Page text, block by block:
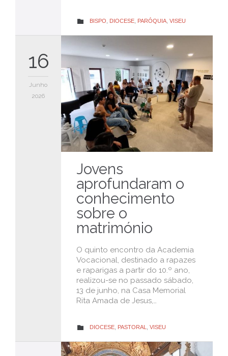
 CATEGORY
BISPO DIOCESE PARÓQUIA VISEU
16
Junho
2026
Jovens
aprofundaram o
conhecimento
sobre o
matrimónio
O quinto encontro da Academia
Vocacional, destinado a rapazes
e raparigas a partir do 10.º ano,
realizou-se no passado sábado,
13 de junho, na Casa Memorial
Rita Amada de Jesus,…
 CATEGORY
DIOCESE PASTORAL VISEU